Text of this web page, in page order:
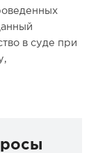
в суде при